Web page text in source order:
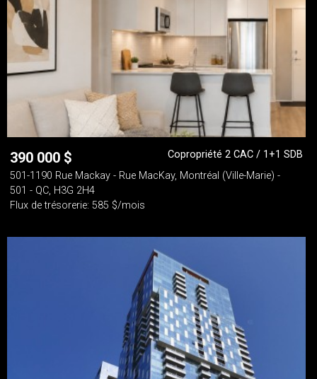
390 000 $
Copropriété 2 CAC / 1+1 SDB
501-1190 Rue Mackay - Rue MacKay, Montréal (Ville-Marie) -
501 - QC, H3G 2H4
Flux de trésorerie: 585 $/mois